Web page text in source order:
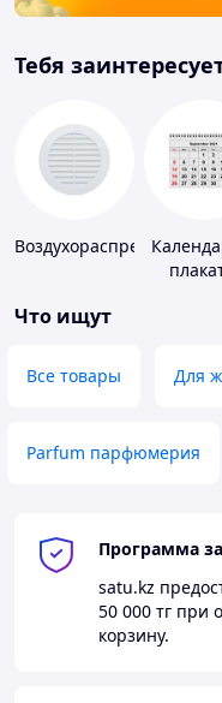
Тебя
Воздухораспределители
Что ищут
Все товары Для
Parfum парфюмерия
Программа
satu.kz
50 000 тг при
корзину.